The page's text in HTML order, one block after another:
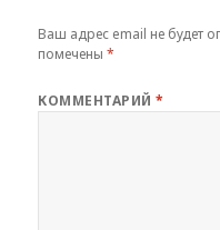
Ваш адрес email не будет
помечены*
КОММЕНТАРИЙ*